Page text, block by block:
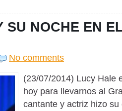
SU NOCHE EN
No comments
(23/07/2014) Lucy Hale
hoy para llevarnos al
cantante y actriz hizo